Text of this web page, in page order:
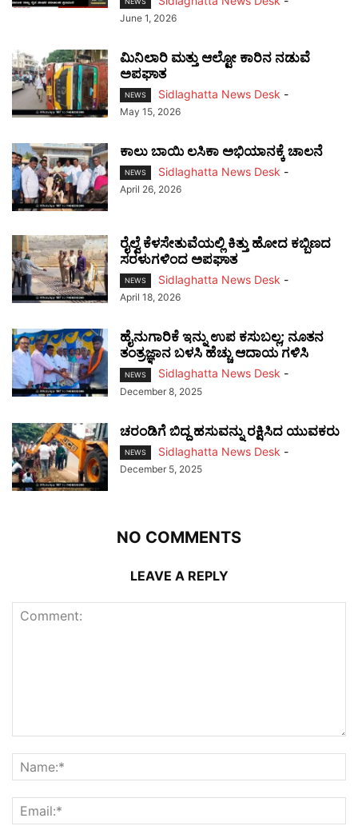
June 1, 2026
ಮಿನಿಲಾರಿ ಮತ್ತು ಆಲ್ಟೋ ಕಾರಿನ ನಡುವೆ
ಅಪಘಾತ
NEWS Sidlaghatta News Desk -
May 15, 2026
ಕಾಲು ಬಾಯಿ ಲಸಿಕಾ ಅಭಿಯಾನಕ್ಕೆ ಚಾಲನೆ
NEWS Sidlaghatta News Desk -
April 26, 2026
ರೈಲ್ವೆ ಕೆಳಸೇತುವೆಯಲ್ಲಿ ಕಿತ್ತು ಹೋದ ಕಬ್ಬಿಣದ
ಸರಳುಗಳಿಂದ ಅಪಘಾತ
NEWS Sidlaghatta News Desk -
April 18, 2026
ಹೈನುಗಾರಿಕೆ ಇನ್ನು ಉಪ ಕಸುಬಲ್ಲ; ನೂತನ
ತಂತ್ರಜ್ಞಾನ ಬಳಸಿ ಹೆಚ್ಚು ಆದಾಯ ಗಳಿಸಿ
NEWS Sidlaghatta News Desk -
December 8, 2025
ಚರಂಡಿಗೆ ಬಿದ್ದ ಹಸುವನ್ನು ರಕ್ಷಿಸಿದ ಯುವಕರು
NEWS Sidlaghatta News Desk -
December 5, 2025
NO COMMENTS
LEAVE A REPLY